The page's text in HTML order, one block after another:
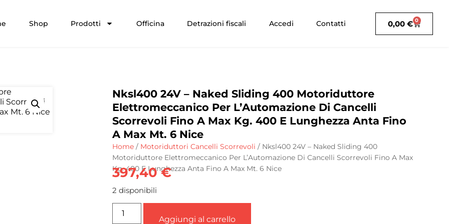
Shop Prodotti Officina Detrazioni fiscali Accedi Contatti 0,00 € 0
Nksl400 24V – Naked Sliding 400 Motoriduttore
Elettromeccanico Per L’Automazione Di Cancelli
Scorrevoli Fino A Max Kg. 400 E Lunghezza Anta Fino
A Max Mt. 6 Nice
Home / Motoriduttori Cancelli Scorrevoli / Nksl400 24V – Naked Sliding 400
Motoriduttore Elettromeccanico Per L’Automazione Di Cancelli Scorrevoli Fino A Max
Kg. 400 E Lunghezza Anta Fino A Max Mt. 6 Nice
397,40€
2 disponibili
Aggiungi al carrello